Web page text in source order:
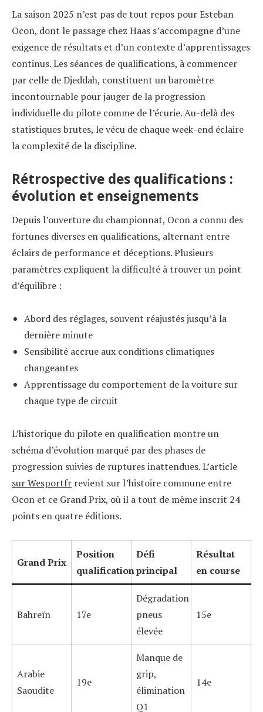
La saison 2025 n’est pas de tout repos pour Esteban
Ocon, dont le passage chez Haas s’accompagne d’une
exigence de résultats et d’un contexte d’apprentissages
continus. Les séances de qualifications, à commencer
par celle de Djeddah, constituent un baromètre
incontournable pour jauger de la progression
individuelle du pilote comme de l’écurie. Au-delà des
statistiques brutes, le vécu de chaque week-end éclaire
la complexité de la discipline.
Rétrospective des qualifications :
évolution et enseignements
Depuis l’ouverture du championnat, Ocon a connu des
fortunes diverses en qualifications, alternant entre
éclairs de performance et déceptions. Plusieurs
paramètres expliquent la difficulté à trouver un point
d’équilibre :
Abord des réglages, souvent réajustés jusqu’à la
dernière minute
Sensibilité accrue aux conditions climatiques
changeantes
Apprentissage du comportement de la voiture sur
chaque type de circuit
L’historique du pilote en qualification montre un
schéma d’évolution marqué par des phases de
progression suivies de ruptures inattendues. L’article
sur Wesportfr revient sur l’histoire commune entre
Ocon et ce Grand Prix, où il a tout de même inscrit 24
points en quatre éditions.
Grand Prix
Position
qualification
Défi
principal
Résultat
en course
Bahreïn 17e
Dégradation
pneus
élevée
15e
Arabie
Saoudite
19e
Manque de
grip,
élimination
Q1
14e